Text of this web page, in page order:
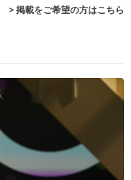
> 掲載をご希望の方はこちら